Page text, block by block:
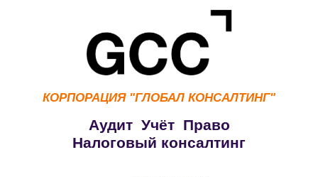
КОРПОРАЦИЯ "ГЛОБАЛ КОНСАЛТИНГ"
Аудит Учёт Право
Налоговый консалтинг